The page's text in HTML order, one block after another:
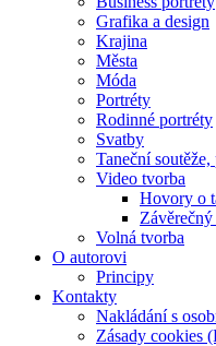
Grafika a design
Krajina
Města
Móda
Portréty
Rodinné portréty
Svatby
Taneční soutěže,
Video tvorba
Hovory o
Volná tvorba
O autorovi
Principy
Kontakty
Nakládání s
Zásady cookies